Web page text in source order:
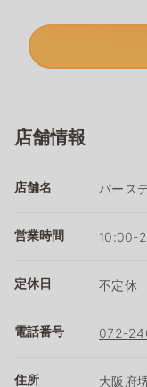
店舗情報
店舗名 バース
営業時間 10:00-
定休日 不定休
電話番号 072-
住所 大阪府